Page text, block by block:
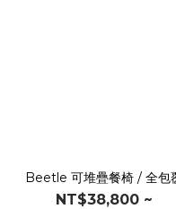
Beetle 可堆疊餐椅 / 全包
NT$38,800 ~